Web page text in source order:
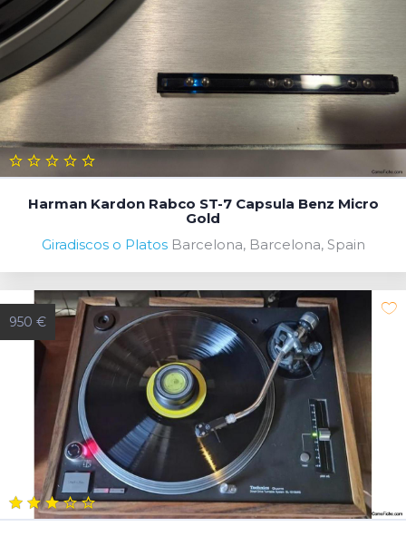
Harman Kardon Rabco ST-7 Capsula Benz Micro
Gold
Giradiscos o Platos Barcelona, Barcelona, Spain
950 €